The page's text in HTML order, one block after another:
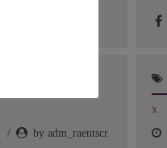
by adm_raentscr
x